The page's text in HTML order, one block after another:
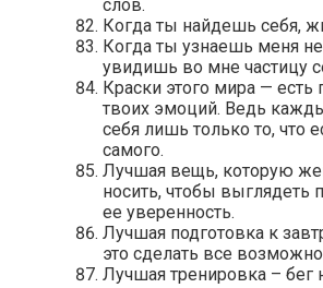
слов.
Когда ты найдешь себя,
Когда ты узнаешь меня
увидишь во мне частицу
Краски этого мира —
твоих эмоций. Ведь
себя лишь только то, что
самого.
Лучшая вещь, которую
носить, чтобы выглядеть
ее уверенность.
Лучшая подготовка к
это сделать все
Лучшая тренировка – бег